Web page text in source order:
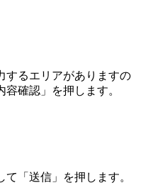
するエリアがありますの
確認」を押します。
「送信」を押します。